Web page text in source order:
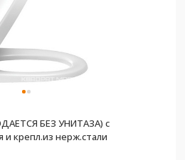
БЕЗ УНИТАЗА) с
и крепл.из нерж.стали